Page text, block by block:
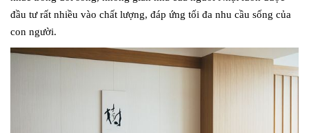
đầu tư rất nhiều vào chất lượng, đáp ứng tối đa nhu cầu sống của
con người.